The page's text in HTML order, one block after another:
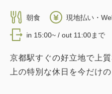
朝食 現地払い・
in 15:00~ / out 11:00まで
京都駅すぐの好立地で上
上の特別な休日を今だけ